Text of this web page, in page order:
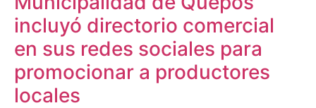
incluyó directorio comercial
en sus redes sociales para
promocionar a productores
locales